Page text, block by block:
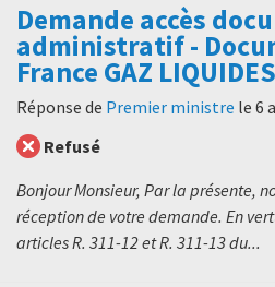
Demande accès
administratif -
France GAZ LIQUIDES
Réponse de Premier ministre le 6
Refusé
Bonjour Monsieur, Par la présente,
réception de votre demande. En
articles R. 311-12 et R. 311-13 du...